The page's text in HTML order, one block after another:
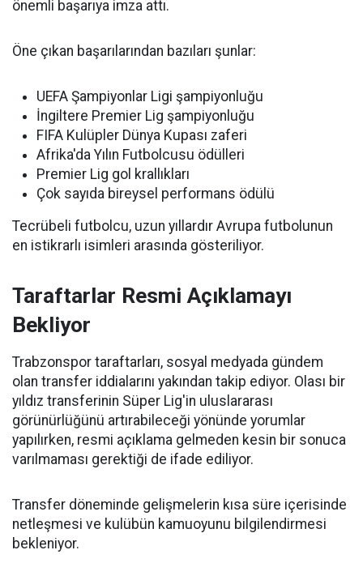
önemli başarıya imza attı.
Öne çıkan başarılarından bazıları şunlar:
UEFA Şampiyonlar Ligi şampiyonluğu
İngiltere Premier Lig şampiyonluğu
FIFA Kulüpler Dünya Kupası zaferi
Afrika'da Yılın Futbolcusu ödülleri
Premier Lig gol krallıkları
Çok sayıda bireysel performans ödülü
Tecrübeli futbolcu, uzun yıllardır Avrupa futbolunun
en istikrarlı isimleri arasında gösteriliyor.
Taraftarlar Resmi Açıklamayı
Bekliyor
Trabzonspor taraftarları, sosyal medyada gündem
olan transfer iddialarını yakından takip ediyor. Olası bir
yıldız transferinin Süper Lig'in uluslararası
görünürlüğünü artırabileceği yönünde yorumlar
yapılırken, resmi açıklama gelmeden kesin bir sonuca
varılmaması gerektiği de ifade ediliyor.
Transfer döneminde gelişmelerin kısa süre içerisinde
netleşmesi ve kulübün kamuoyunu bilgilendirmesi
bekleniyor.